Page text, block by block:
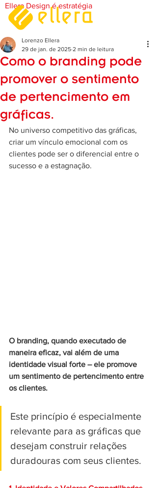
Ellera Design é estratégia
Como o branding pode
promover o sentimento
de pertencimento em
gráficas.
Lorenzo Ellera
29 de jan. de 2025 2 min de leitura
No universo competitivo das gráficas,
criar um vínculo emocional com os
clientes pode ser o diferencial entre o
sucesso e a estagnação.
O branding, quando executado de
maneira eficaz, vai além de uma
identidade visual forte – ele promove
um sentimento de pertencimento entre
os clientes.
Este princípio é especialmente
relevante para as gráficas que
desejam construir relações
duradouras com seus clientes.